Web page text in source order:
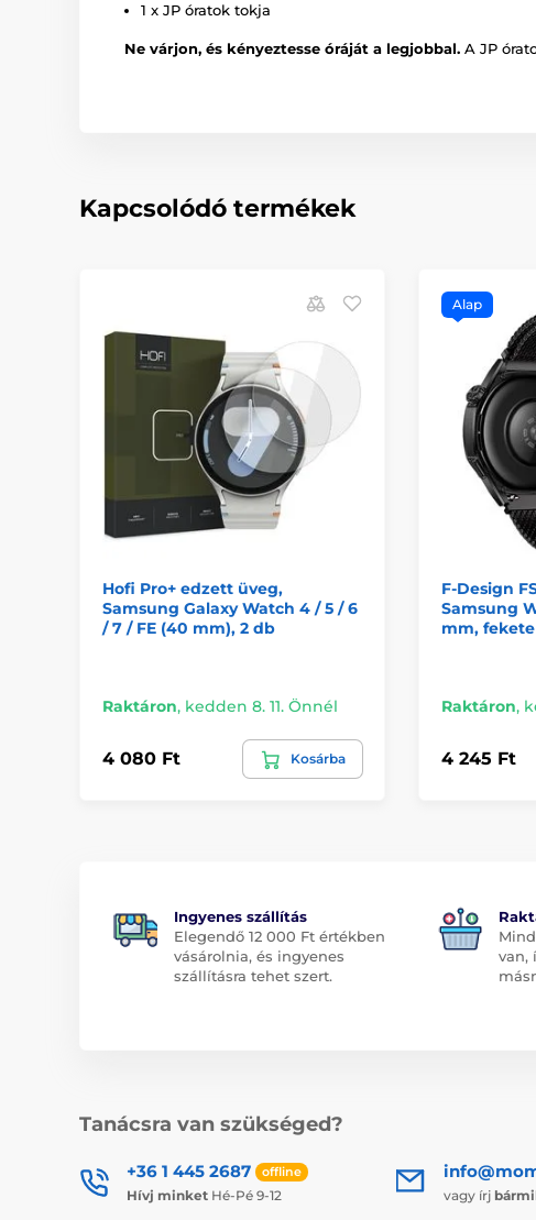
1 x JP óratok tokja
Ne várjon, és kényeztesse óráját a legjobbal. A JP
Kapcsolódó termékek
Hofi Pro+ edzett üveg,
Samsung Galaxy Watch 4 / 5 / 6
/ 7 / FE (40 mm), 2 db
Raktáron, kedden 8. 11. Önnél
4 080 Ft Kosárba
Alap
F-Design
Samsung
mm, fekete
Raktáron,
4 245 Ft
Ingyenes szállítás
Elegendő 12 000 Ft értékben
vásárolnia, és ingyenes
szállításra tehet szert.
van,
Tanácsra van szükséged?
+36 1 445 2687 offline
Hívj minket Hé-Pé 9-12 vagy írj